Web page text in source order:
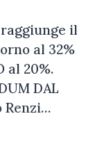
il
al 32%
al 20%.
DAL
Renzi…